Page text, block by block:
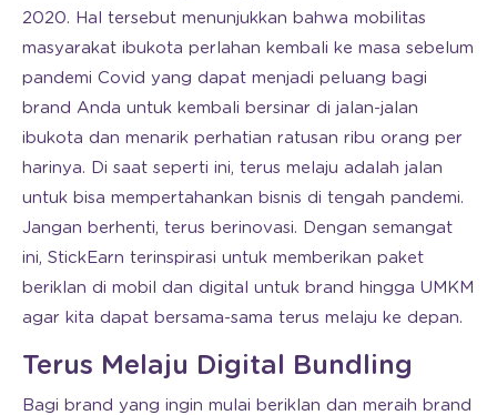
2020. Hal tersebut menunjukkan bahwa mobilitas
masyarakat ibukota perlahan kembali ke masa sebelum
pandemi Covid yang dapat menjadi peluang bagi
brand Anda untuk kembali bersinar di jalan-jalan
ibukota dan menarik perhatian ratusan ribu orang per
harinya. Di saat seperti ini, terus melaju adalah jalan
untuk bisa mempertahankan bisnis di tengah pandemi.
Jangan berhenti, terus berinovasi. Dengan semangat
ini, StickEarn terinspirasi untuk memberikan paket
beriklan di mobil dan digital untuk brand hingga UMKM
agar kita dapat bersama-sama terus melaju ke depan.
Terus Melaju Digital Bundling
Bagi brand yang ingin mulai beriklan dan meraih brand